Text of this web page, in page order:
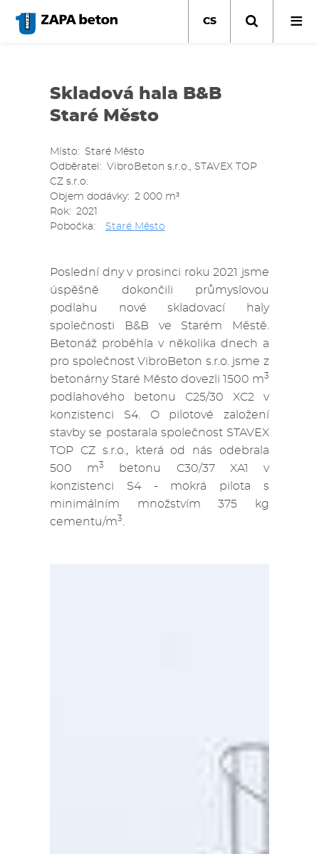
hlavnímu
CS
Skladová hala B&B
Staré Město
Místo
Staré Město
Odběratel
VibroBeton s.r.o., STAVEX TOP
CZ s.r.o.
Objem dodávky
2 000 m³
Rok
2021
Pobočka
Staré Město
Poslední dny v prosinci roku 2021 jsme
úspěšně dokončili průmyslovou
podlahu nové skladovací haly
společnosti B&B ve Starém Městě.
Betonáž proběhla v několika dnech a
pro společnost VibroBeton s.r.o. jsme z
betonárny Staré Město dovezli 1500 m3
podlahového betonu C25/30 XC2 v
konzistenci S4. O pilotové založení
stavby se postarala společnost STAVEX
TOP CZ s.r.o., která od nás odebrala
500 m3
betonu C30/37 XA1 v
konzistenci S4 - mokrá pilota s
minimálním množstvím 375 kg
cementu/m3